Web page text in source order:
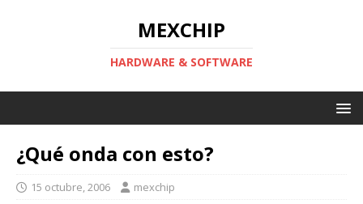
MEXCHIP
HARDWARE & SOFTWARE
¿Qué onda con esto?
15 octubre, 2006 mexchip